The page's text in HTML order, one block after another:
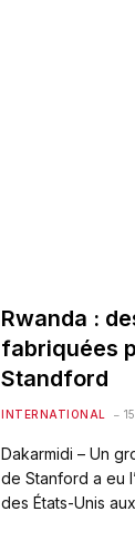
Rwanda :
fabriquées
Standford
INTERNATIONAL
Dakarmidi – Un
de Stanford a eu
des États-Unis